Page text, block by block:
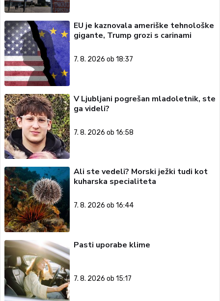
EU je kaznovala ameriške tehnološke
gigante, Trump grozi s carinami
7. 8. 2026 ob 18:37
V Ljubljani pogrešan mladoletnik, ste
ga videli?
7. 8. 2026 ob 16:58
Ali ste vedeli? Morski ježki tudi kot
kuharska specialiteta
7. 8. 2026 ob 16:44
Pasti uporabe klime
7. 8. 2026 ob 15:17